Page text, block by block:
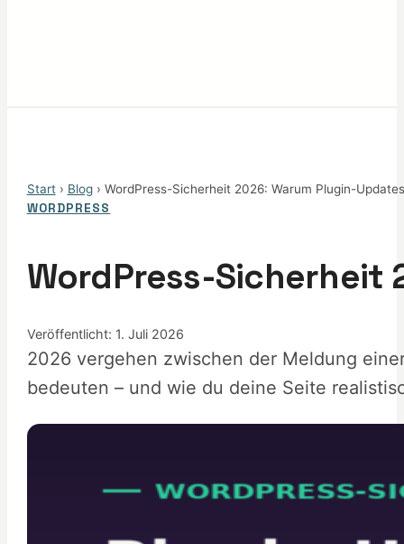
Start› Blog› WordPress-Sicherheit 2026: Warum Plugin-
WORDPRESS
WordPress-Sicherheit
Veröffentlicht: 1. Juli 2026
2026 vergehen zwischen der Meldung
bedeuten – und wie du deine Seite